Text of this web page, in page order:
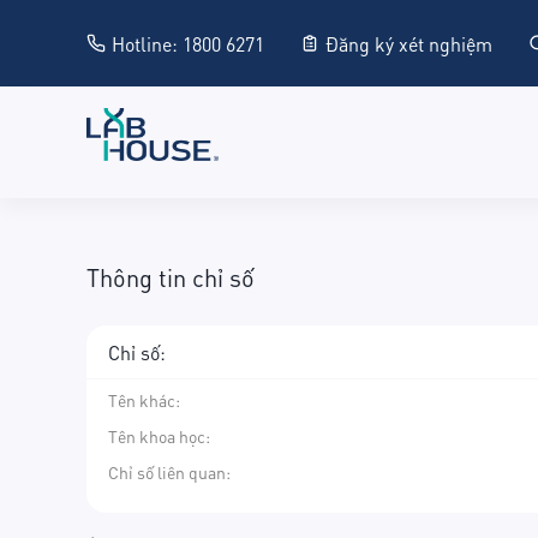
Hotline: 1800 6271 Đăng ký xét nghiệm
Thông tin chỉ số
Chỉ số:
Tên khác:
Tên khoa học:
Chỉ số liên quan: